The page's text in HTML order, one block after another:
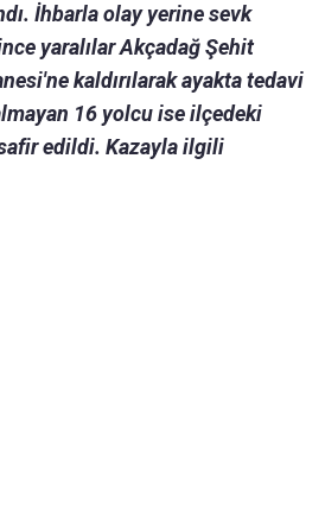
İhbarla olay yerine sevk
yaralılar Akçadağ Şehit
kaldırılarak ayakta tedavi
16 yolcu ise ilçedeki
edildi. Kazayla ilgili